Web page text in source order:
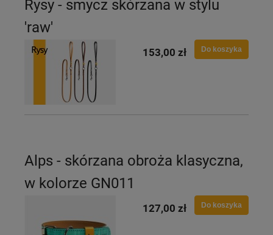
Rysy - smycz skórzana w stylu
'raw'
153,00 zł Do koszyka
Alps - skórzana obroża klasyczna,
w kolorze GN011
127,00 zł Do koszyka